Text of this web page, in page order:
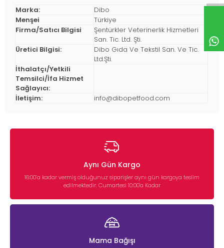
Marka:
Dibo
Menşei
Türkiye
Firma/Satıcı Bilgisi
Şentürkler Veterinerlik Hizmetleri
San. Tic. Ltd. Şti.
Üretici Bilgisi:
Dibo Gıda Ve Tekstil San. Ve Tic.
Ltd.Şti.
İthalatçı/Yetkili
Temsilci/İfa Hizmet
Sağlayıcı:
İletişim:
info@dibopetfood.com
Aynı Gün Kargo
16:00’a kadar vermiş olduğunuz siparişler aynı gün kargoya teslim
edilmektedir. Cumartesi 10:00'a Kadar
Mama Bağışı